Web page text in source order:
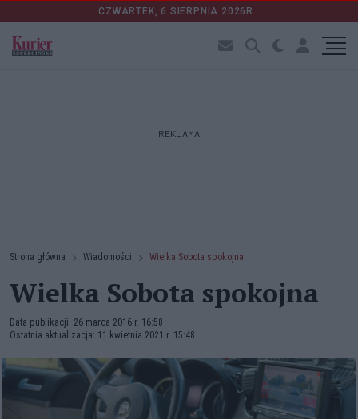
CZWARTEK, 6 SIERPNIA 2026R.
REKLAMA
Strona główna Wiadomości Wielka Sobota spokojna
Wielka Sobota spokojna
Data publikacji: 26 marca 2016 r. 16:58
Ostatnia aktualizacja: 11 kwietnia 2021 r. 15:48